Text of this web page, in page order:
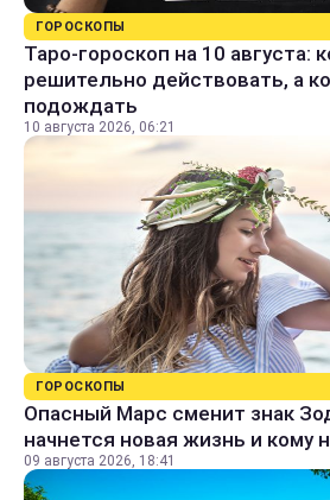
ГОРОСКОПЫ
Таро-гороскоп на 10 августа:
решительно действовать, а
подождать
10 августа 2026, 06:21
ГОРОСКОПЫ
Опасный Марс сменит знак
начнется новая жизнь и кому
09 августа 2026, 18:41